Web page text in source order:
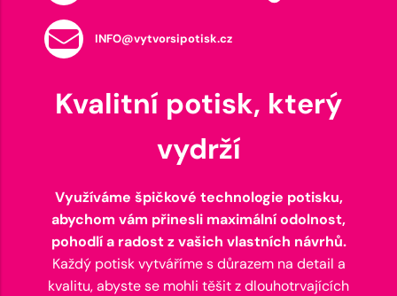
INFO@vytvorsipotisk.cz
Kvalitní potisk, který
vydrží
Využíváme špičkové technologie potisku,
abychom vám přinesli maximální odolnost,
pohodlí a radost z vašich vlastních návrhů.
Každý potisk vytváříme s důrazem na detail a
kvalitu, abyste se mohli těšit z dlouhotrvajících